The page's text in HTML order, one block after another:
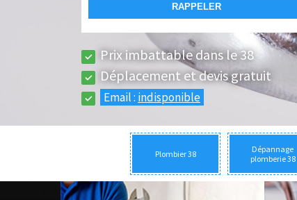
Prix imbattable dans le 38
Déplacement et devis gratuit
Email : indisponible
Plombier 38
Dépannage
plomberie 38